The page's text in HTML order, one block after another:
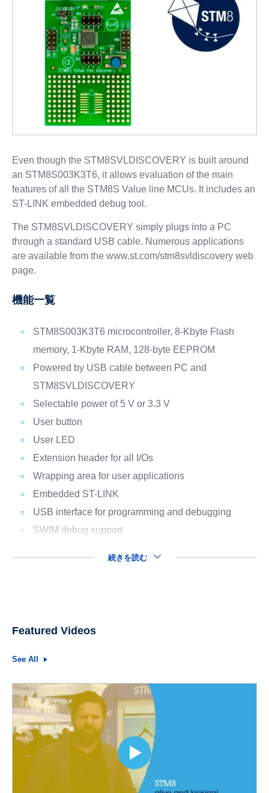
Even though the STM8SVLDISCOVERY is built around
an STM8S003K3T6, it allows evaluation of the main
features of all the STM8S Value line MCUs. It includes an
ST-LINK embedded debug tool.
The STM8SVLDISCOVERY simply plugs into a PC
through a standard USB cable. Numerous applications
are available from the www.st.com/stm8svldiscovery web
page.
機能一覧
STM8S003K3T6 microcontroller, 8-Kbyte Flash
memory, 1-Kbyte RAM, 128-byte EEPROM
Powered by USB cable between PC and
STM8SVLDISCOVERY
Selectable power of 5 V or 3.3 V
User button
User LED
Extension header for all I/Os
Wrapping area for user applications
Embedded ST-LINK
USB interface for programming and debugging
SWIM debug support
続きを読む
Featured Videos
See All